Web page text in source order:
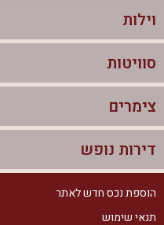
וילות
וילות בצפון
וילות להשכרה
וילות למסיבת רווקים
סוויטות
סוויטות בצפון
צימרים לזוגות עם בריכה פרטית
צימרים יוקרתיים
צימרים
צימרים בצפון
צימרים לזוגות
דירות נופש
דירות נופש בצפון
הוספת נכס חדש לאתר
תנאי שימוש